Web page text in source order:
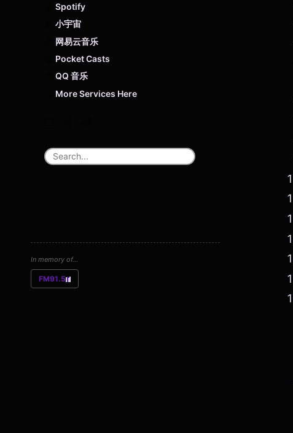
Spotify
小宇宙
网易云音乐
Pocket Casts
QQ 音乐
More Services Here
In memory of...
FM91.5